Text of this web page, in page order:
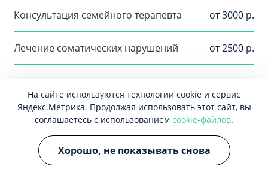
Консультация семейного терапевта от 3000 р.
Лечение соматических нарушений от 2500 р.
Популярные вопросы
Как вылечить психосоматическое
заболевание?
На сайте используются технологии cookie и сервис
Яндекс.Метрика. Продолжая использовать этот сайт, вы
соглашаетесь с использованием cookie-файлов.
Хорошо, не показывать снова